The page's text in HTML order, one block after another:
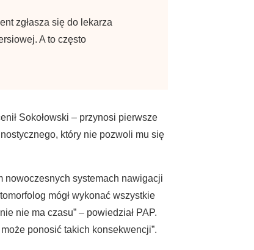
zgłasza się do lekarza
A to często
Sokołowski – przynosi pierwsze
który nie pozwoli mu się
nowoczesnych systemach nawigacji
mógł wykonać wszystkie
nie ma czasu” – powiedział PAP.
ponosić takich konsekwencji”.